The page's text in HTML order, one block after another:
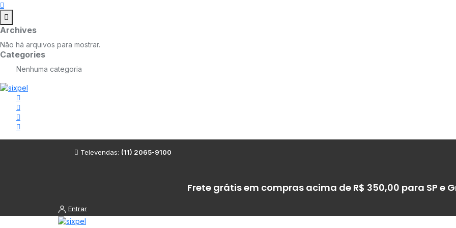
Archives
Não há arquivos para mostrar.
Categories
Nenhuma categoria
Televendas: (11) 2065-9100
Frete grátis em compras acima de R$ 350,00 para SP e
Entrar